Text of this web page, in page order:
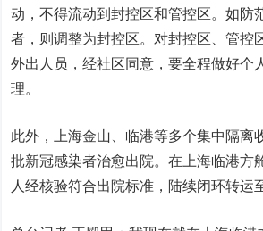
动，不得流动到封控区和管控区。如防
者，则调整为封控区。对封控区、管控
外出人员，经社区同意，要全程做好个
理。
此外，上海金山、临港等多个集中隔离
批新冠感染者治愈出院。在上海临港方
人经核验符合出院标准，陆续闭环转运